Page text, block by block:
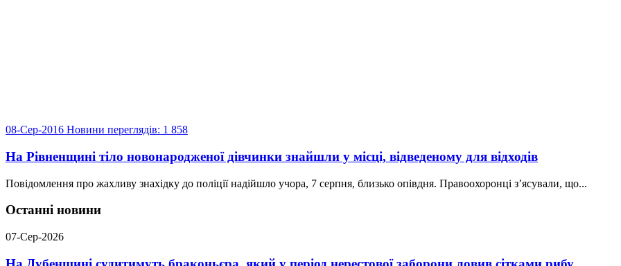
08-Сер-2016 Новини переглядів: 1 858
На Рівненщині тіло новонародженої дівчинки знайшли у місці, відведеному для відходів
Повідомлення про жахливу знахідку до поліції надійшло учора, 7 серпня, близько опівдня. Правоохоронці з’ясували, що...
Останні новини
07-Сер-2026